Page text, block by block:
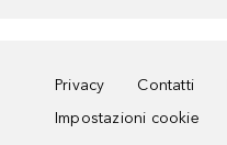
Privacy Contatti
Impostazioni cookie